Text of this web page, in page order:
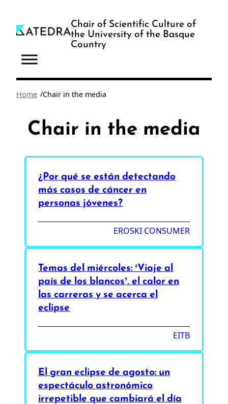
content
Chair of Scientific Culture of
the University of the Basque
Country
Home /Chair in the media
Chair in the media
¿Por qué se están detectando
más casos de cáncer en
personas jóvenes?
EROSKI CONSUMER
Temas del miércoles: ‘Viaje al
país de los blancos’, el calor en
las carreras y se acerca el
eclipse
EITB
El gran eclipse de agosto: un
espectáculo astronómico
irrepetible que cambiará el día